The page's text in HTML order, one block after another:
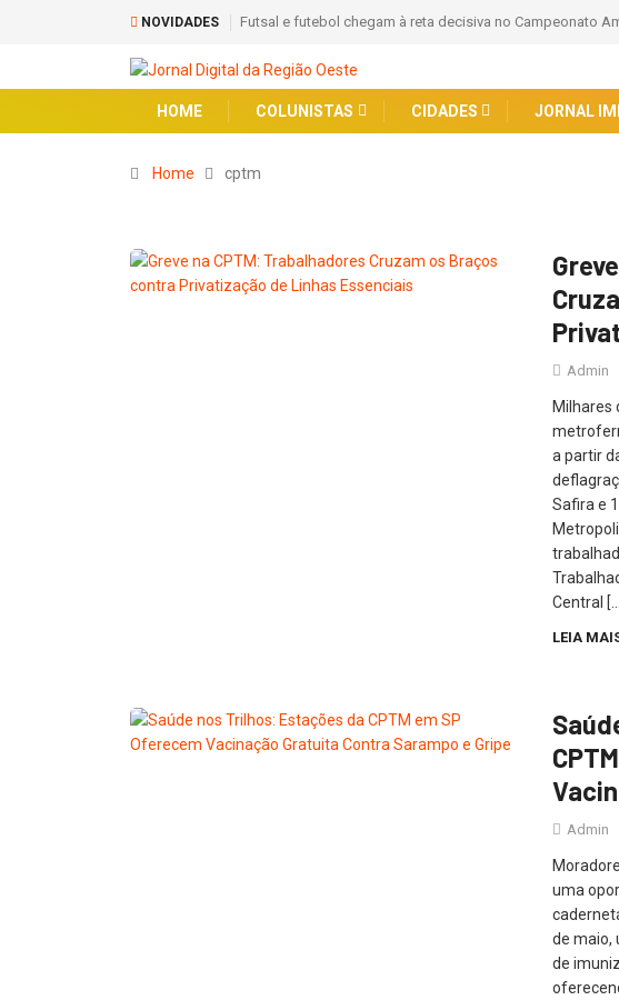
NOVIDADES Futsal e futebol chegam à reta decisiva no Campeonato
HOME COLUNISTAS CIDADES JORNAL
Home cptm
Admin
Milhares
a partir
Safira e
Central […]
LEIA
Admin
uma
de maio,
de